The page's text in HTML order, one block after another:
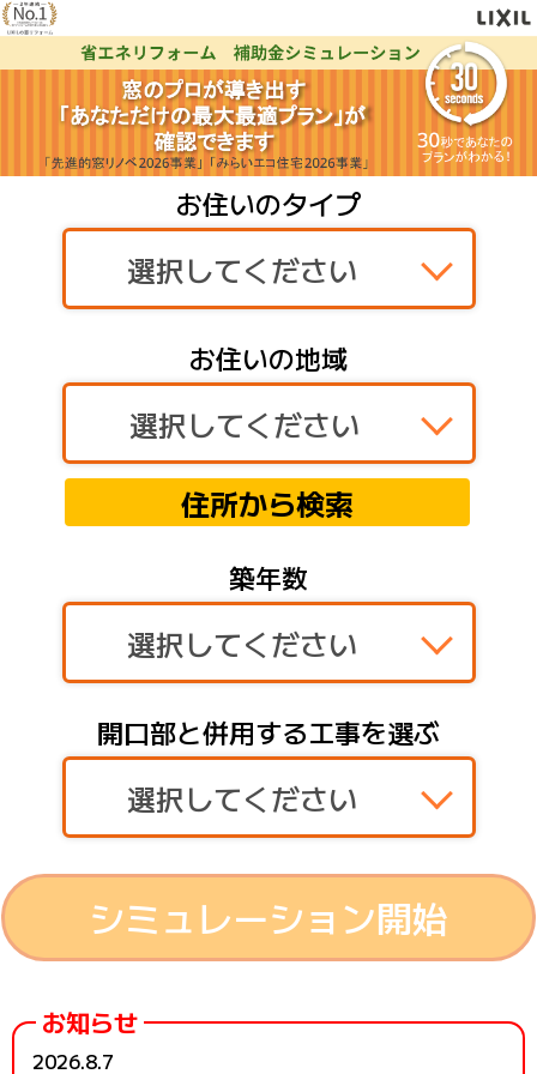
お住いのタイプ
選択してください
お住いの地域
住所から検索
築年数
選択してください
開口部と併用する工事を選ぶ
選択してください
シミュレーション開始
お知らせ
2026.8.7